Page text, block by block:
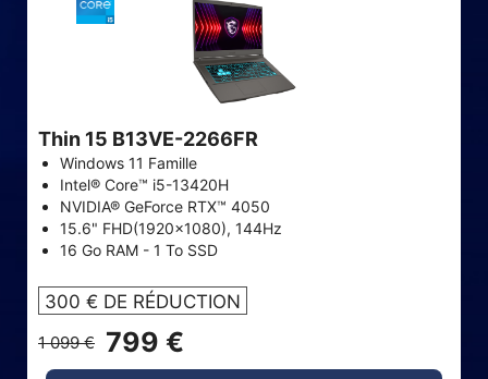
Thin 15 B13VE-2266FR
Windows 11 Famille
Intel® Core™ i5-13420H
NVIDIA® GeForce RTX™ 4050
15.6" FHD(1920x1080), 144Hz
16 Go RAM - 1 To SSD
300 € DE RÉDUCTION
1 099 € 799 €